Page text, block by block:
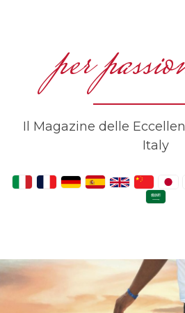
per
Il Magazine delle
Italy